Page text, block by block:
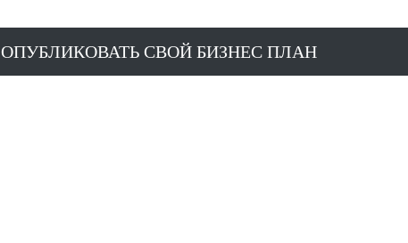
ОПУБЛИКОВАТЬ СВОЙ БИЗНЕС ПЛАН